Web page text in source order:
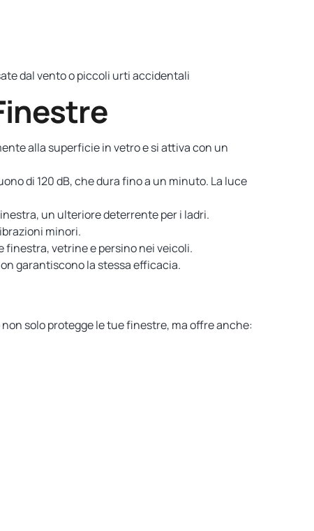
dal vento o piccoli urti accidentali
alla superficie in vetro e si attiva con un
di 120 dB, che dura fino a un minuto. La luce
un ulteriore deterrente per i ladri.
minori.
finestra, vetrine e persino nei veicoli.
garantiscono la stessa efficacia.
solo protegge le tue finestre, ma offre anche: